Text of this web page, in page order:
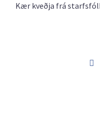
Kær kveðja frá